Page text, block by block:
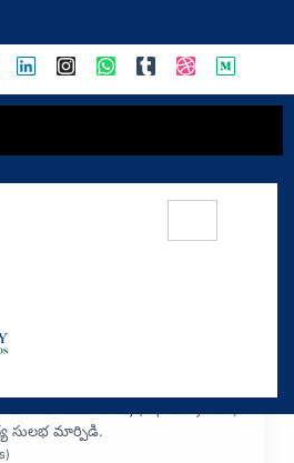
Converter —
సులభ మార్పిడి.